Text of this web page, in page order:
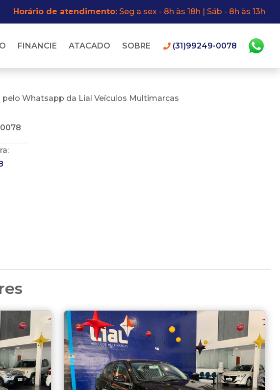
Horário de atendimento: Seg a sex - 8h às 18h | Sáb - 8h às 13h
FINANCIE ATACADO SOBRE (31)99249-0078
Whatsapp da Lial Veículos Multimarcas